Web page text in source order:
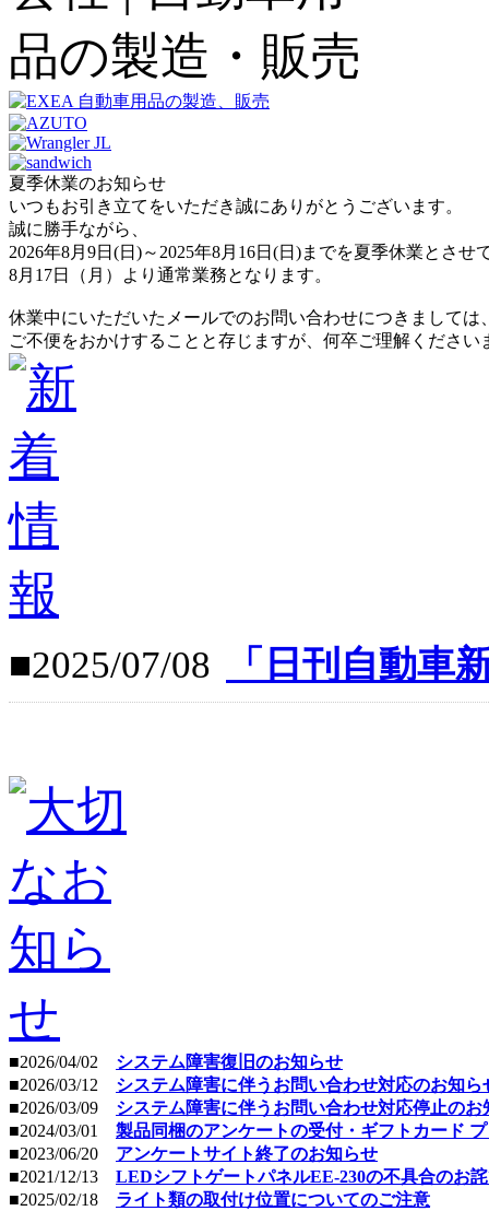
夏季休業のお知らせ
いつもお引き立てをいただき誠にありがとうございます。
誠に勝手ながら、
2026年8月9日(日)～2025年8月16日(日)までを夏季休業とさせ
8月17日（月）より通常業務となります。
休業中にいただいたメールでのお問い合わせにつきまして
ご不便をおかけすることと存じますが、何卒ご理解くださ
■2025/07/08 「日刊自動車
■2026/04/02
システム障害復旧のお知らせ
■2026/03/12
システム障害に伴うお問い合わせ対応のお知ら
■2026/03/09
システム障害に伴うお問い合わせ対応停止のお
■2024/03/01
製品同梱のアンケートの受付・ギフトカード
■2023/06/20
アンケートサイト終了のお知らせ
■2021/12/13
LEDシフトゲートパネルEE-230の不具合のお
■2025/02/18
ライト類の取付け位置についてのご注意